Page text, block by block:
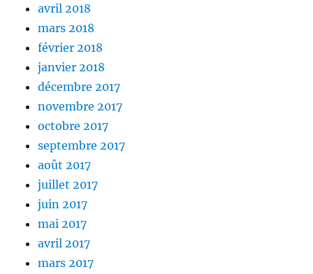
avril 2018
mars 2018
février 2018
janvier 2018
décembre 2017
novembre 2017
octobre 2017
septembre 2017
août 2017
juillet 2017
juin 2017
mai 2017
avril 2017
mars 2017